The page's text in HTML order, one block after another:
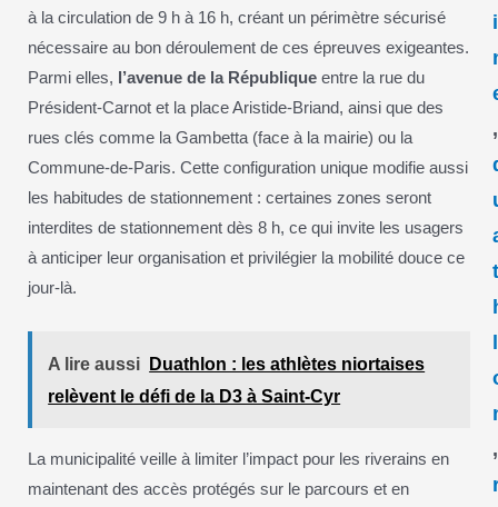
à la circulation de 9 h à 16 h, créant un périmètre sécurisé
nécessaire au bon déroulement de ces épreuves exigeantes.
Parmi elles,
l’avenue de la Républiqueentre la rue du
Président-Carnot et la place Aristide-Briand, ainsi que des
rues clés comme la Gambetta (face à la mairie) ou la
Commune-de-Paris. Cette configuration unique modifie aussi
les habitudes de stationnement : certaines zones seront
interdites de stationnement dès 8 h, ce qui invite les usagers
à anticiper leur organisation et privilégier la mobilité douce ce
jour-là.
A lire aussi
Duathlon : les athlètes niortaises
relèvent le défi de la D3 à Saint-Cyr
La municipalité veille à limiter l’impact pour les riverains en
maintenant des accès protégés sur le parcours et en
i
,
l
,